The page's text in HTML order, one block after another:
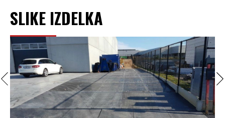
SLIKE IZDELKA